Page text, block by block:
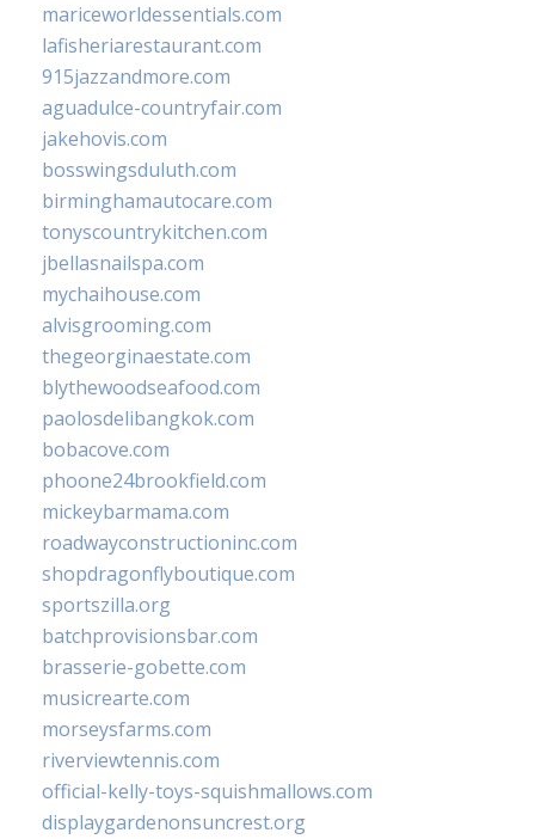
mariceworldessentials.com
lafisheriarestaurant.com
915jazzandmore.com
aguadulce-countryfair.com
jakehovis.com
bosswingsduluth.com
birminghamautocare.com
tonyscountrykitchen.com
jbellasnailspa.com
mychaihouse.com
alvisgrooming.com
thegeorginaestate.com
blythewoodseafood.com
paolosdelibangkok.com
bobacove.com
phoone24brookfield.com
mickeybarmama.com
roadwayconstructioninc.com
shopdragonflyboutique.com
sportszilla.org
batchprovisionsbar.com
brasserie-gobette.com
musicrearte.com
morseysfarms.com
riverviewtennis.com
official-kelly-toys-squishmallows.com
displaygardenonsuncrest.org